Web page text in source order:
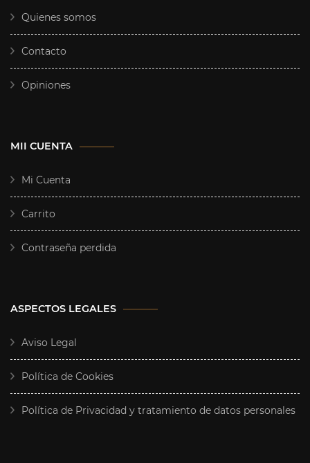
Quienes somos
Contacto
Opiniones
MII CUENTA
Mi Cuenta
Carrito
Contraseña perdida
ASPECTOS LEGALES
Aviso Legal
Política de Cookies
Política de Privacidad y tratamiento de datos personales